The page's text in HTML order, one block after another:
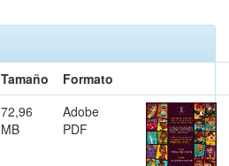
Tamaño
Formato
72,96
MB
Adobe
PDF